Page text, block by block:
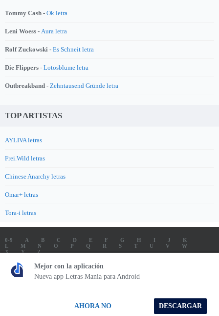
Tommy Cash - Ok letra
Leni Woess - Aura letra
Rolf Zuckowski - Es Schneit letra
Die Flippers - Lotosblume letra
Outbreakband - Zehntausend Gründe letra
TOP ARTISTAS
AYLIVA letras
Frei.Wild letras
Chinese Anarchy letras
Omar+ letras
Tora-i letras
0-9 A B C D E F G H I J
K
L
M N O P Q R S T U V
W
X
Y
Z
LETRAS
SOUNDTRACK LETRAS
TOP 100 LETRAS
ENVIA LETRAS
Letrasmania.com - Copyright © 2026 - All Rights Reserved
Mejor con la aplicación
Nueva app Letras Mania para Android
DESCARGAR
AHORA NO